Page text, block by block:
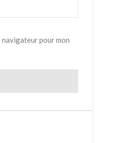
navigateur pour mon